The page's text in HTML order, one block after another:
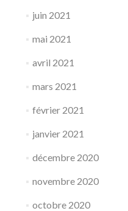
juin 2021
mai 2021
avril 2021
mars 2021
février 2021
janvier 2021
décembre 2020
novembre 2020
octobre 2020